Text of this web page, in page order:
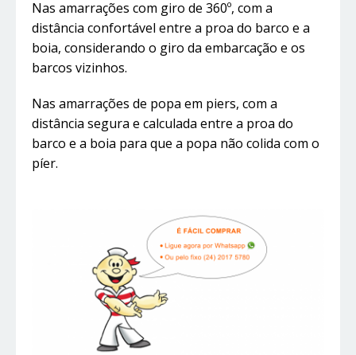
Nas amarrações com giro de 360º, com a
distância confortável entre a proa do barco e a
boia, considerando o giro da embarcação e os
barcos vizinhos.
Nas amarrações de popa em piers, com a
distância segura e calculada entre a proa do
barco e a boia para que a popa não colida com o
píer.